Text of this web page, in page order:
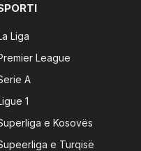
Liga
League
A
1
e Kosovës
e Turqisë